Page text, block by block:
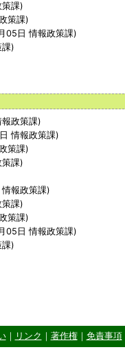
策課)
策課)
05日 情報政策課)
課)
報政策課)
情報政策課)
策課)
策課)
情報政策課)
策課)
策課)
05日 情報政策課)
課)
｜ リンク ｜ 著作権｜ 免責事項